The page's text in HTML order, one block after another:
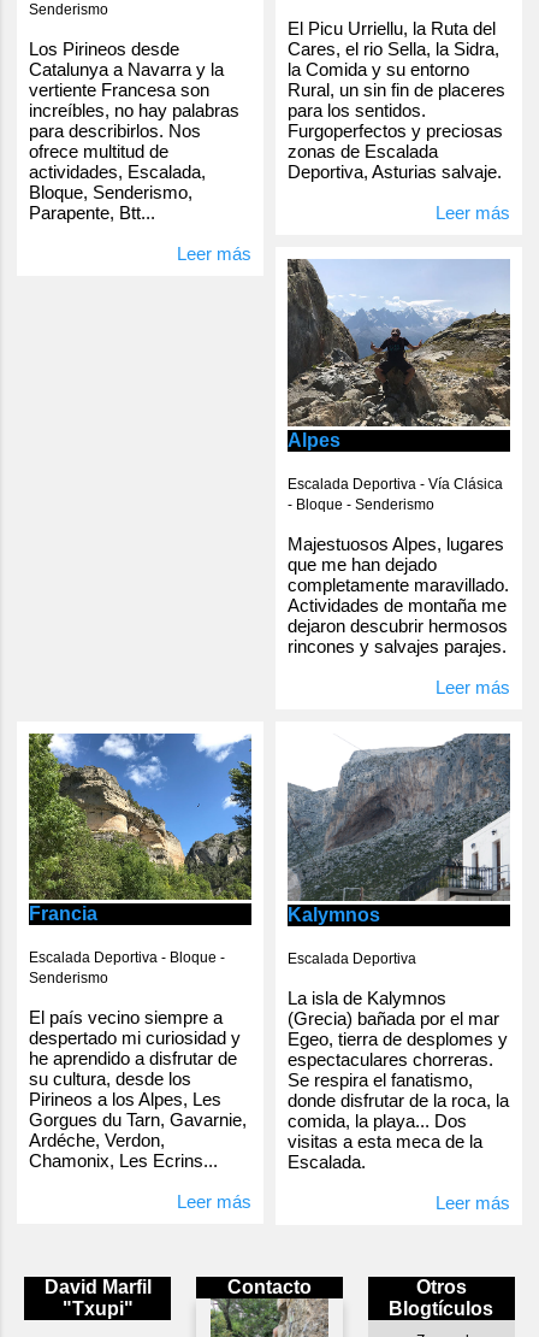
Senderismo
Los Pirineos desde
Catalunya a Navarra y la
vertiente Francesa son
increíbles, no hay palabras
para describirlos. Nos
ofrece multitud de
actividades, Escalada,
Bloque, Senderismo,
Parapente, Btt...
Leer más
El Picu Urriellu, la Ruta del
Cares, el rio Sella, la Sidra,
la Comida y su entorno
Rural, un sin fin de placeres
para los sentidos.
Furgoperfectos y preciosas
zonas de Escalada
Deportiva, Asturias salvaje.
Leer más
Alpes
Escalada Deportiva - Vía Clásica
- Bloque - Senderismo
Majestuosos Alpes, lugares
que me han dejado
completamente maravillado.
Actividades de montaña me
dejaron descubrir hermosos
rincones y salvajes parajes.
Leer más
Francia
Escalada Deportiva - Bloque -
Senderismo
El país vecino siempre a
despertado mi curiosidad y
he aprendido a disfrutar de
su cultura, desde los
Pirineos a los Alpes, Les
Gorgues du Tarn, Gavarnie,
Ardéche, Verdon,
Chamonix, Les Ecrins...
Leer más
Kalymnos
Escalada Deportiva
La isla de Kalymnos
(Grecia) bañada por el mar
Egeo, tierra de desplomes y
espectaculares chorreras.
Se respira el fanatismo,
donde disfrutar de la roca, la
comida, la playa... Dos
visitas a esta meca de la
Escalada.
Leer más
Otros
Blogtículos
David Marfil
"Txupi"
Contacto